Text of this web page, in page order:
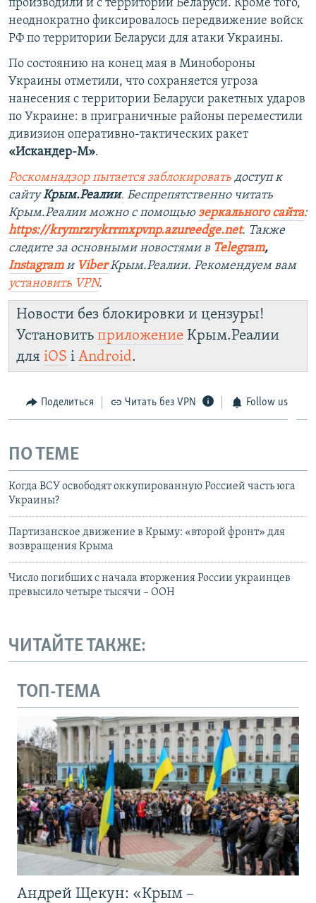
производили и с территории Беларуси. Кроме того,
неоднократно фиксировалось передвижение войск
РФ по территории Беларуси для атаки Украины.
По состоянию на конец мая в Минобороны
Украины отметили, что сохраняется угроза
нанесения с территории Беларуси ракетных ударов
по Украине: в приграничные районы переместили
дивизион оперативно-тактических ракет
«Искандер-М».
Роскомнадзор пытается заблокировать доступ к
сайтуКрым.Реалии. Беспрепятственно читать
Крым.Реалии можно с помощью зеркального сайта:
https://krymrzrykrrmxpvnp.azureedge.net. Также
следите за основными новостями в Telegram,
Instagram и ViberКрым.Реалии. Рекомендуем вам
установить VPN.
Новости без блокировки и цензуры!
Установить приложение Крым.Реалии
для iOS і Android.
Поделиться Читать без VPN Follow us
ПО ТЕМЕ
Когда ВСУ освободят оккупированную Россией часть юга
Украины?
Партизанское движение в Крыму: «второй фронт» для
возвращения Крыма
Число погибших с начала вторжения России украинцев
превысило четыре тысячи – ООН
ЧИТАЙТЕ ТАКЖЕ:
ТОП-ТЕМА
Андрей Щекун: «Крым –